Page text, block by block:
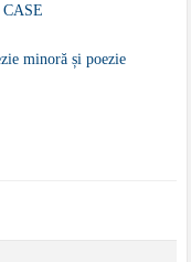
minoră și poezie